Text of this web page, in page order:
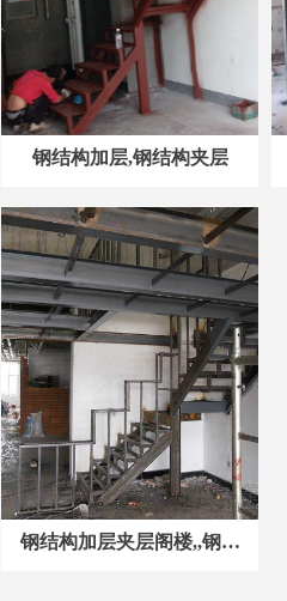
钢结构加层,钢结构夹层
钢结构加层夹层阁楼,,钢结